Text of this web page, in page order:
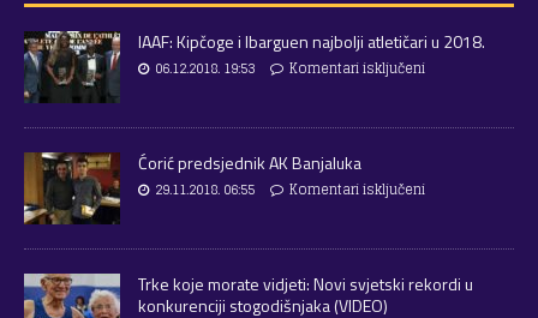
IAAF: Kipčoge i Ibarguen najbolji atletičari u 2018.
06.12.2018. 19:53 Komentari isključeni
Ćorić predsjednik AK Banjaluka
29.11.2018. 06:55 Komentari isključeni
Trke koje morate vidjeti: Novi svjetski rekordi u
konkurenciji stogodišnjaka (VIDEO)